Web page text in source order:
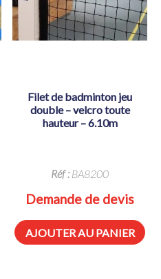
filet de badminton jeu
double – velcro toute
hauteur – 6.10m
Réf :BA8200
Demande de devis
AJOUTER AU PANIER